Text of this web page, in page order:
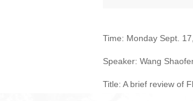
Time: Monday Sept.
Speaker: Wang
Title: A brief review of